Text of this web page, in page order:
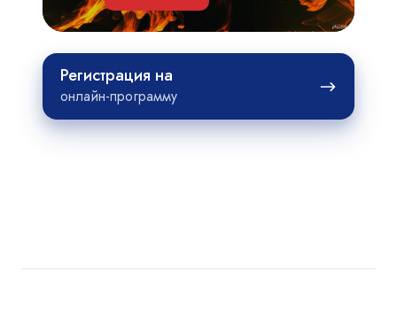
Регистрация на
онлайн-программу
Регистрация